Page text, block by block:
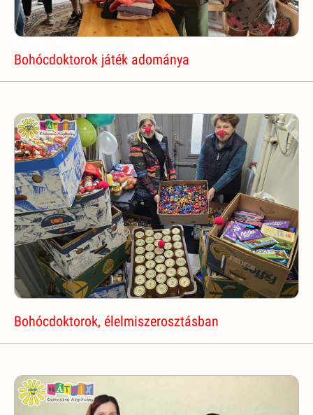
Bohócdoktorok játék adománya
Bohócdoktorok, élelmiszerosztásban